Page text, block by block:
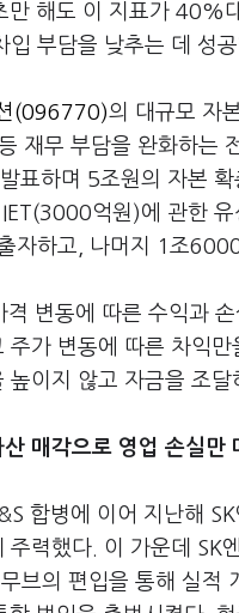
만 해도 이 지표가 40%
부담을 낮추는 데 성공
(096770)의 대규모 자
재무 부담을 완화하는
표하며 5조원의 자본
억원)에 관한
자하고, 나머지 1조
격 변동에 따른 수익과
주가 변동에 따른 차익
이지 않고 자금을 조달
매각으로 영업 손실만
합병에 이어 지난해
주력했다. 이 가운데
브의 편입을 통해 실적